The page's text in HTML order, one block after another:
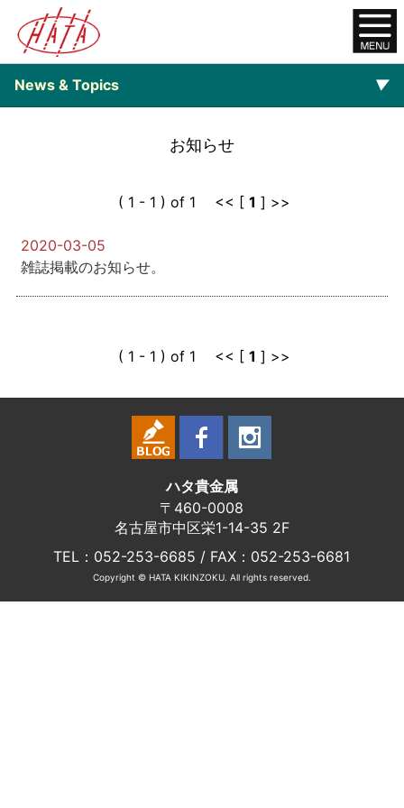
News & Topics ▼
お知らせ
( 1 - 1 ) of 1 << [ 1 ] >>
2020-03-05
雑誌掲載のお知らせ。
( 1 - 1 ) of 1 << [ 1 ] >>
ハタ貴金属
〒460-0008
名古屋市中区栄1-14-35 2F
TEL：052-253-6685 / FAX：052-253-6681
Copyright © HATA KIKINZOKU. All rights reserved.